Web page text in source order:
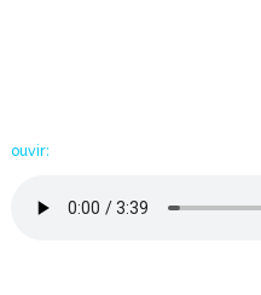
ouvir: